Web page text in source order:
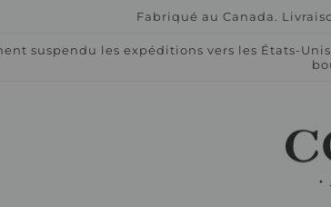
Fabriqué au Canada.
suspendu les expéditions vers les États-